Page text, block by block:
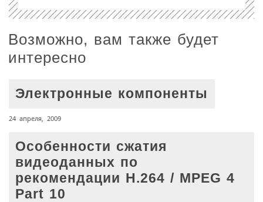
Возможно, вам также будет
интересно
Электронные компоненты
24 апреля, 2009
Особенности сжатия
видеоданных по
рекомендации H.264 / MPEG 4
Part 10